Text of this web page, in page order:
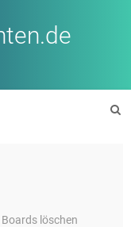
löschen